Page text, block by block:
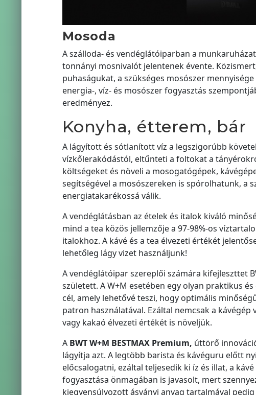
Mosoda
A szálloda- és vendéglátóiparban a
tonnányi mosnivalót jelentenek évente.
puhaságukat, a szükséges mosószer
energia-, víz- és mosószer fogyasztás
eredményez.
Konyha, étterem, bár
A lágyított és sótlanított víz a legszigorúbb
vízkőlerakódástól, eltűnteti a foltokat a
költségeket és növeli a mosogatógépek,
segítségével a mosószereken is spórolhatunk, a
energiatakarékossá válik.
A vendéglátásban az ételek és italok kiváló
mind a tea közös jellemzője a 97-98%-os
italokhoz. A kávé és a tea élvezeti értékét
lehetőleg lágy vizet használjunk!
A vendéglátóipar szereplői számára kifejleszttet
született. A W+M esetében egy olyan praktikus
cél, amely lehetővé teszi, hogy optimális
patron használatával. Ezáltal nemcsak a
vagy kakaó élvezeti értékét is növeljük.
A BWT W+M BESTMAX Premium, úttörő
lágyítja azt. A legtöbb barista és kávéguru előtt
előcsalogatni, ezáltal teljesedik ki íz és illat, a
fogyasztása önmagában is javasolt, mert
kiegyensúlyozott ásványi anyag tartalmával